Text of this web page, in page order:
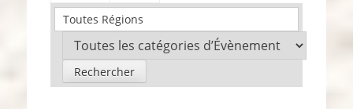
Toutes Régions